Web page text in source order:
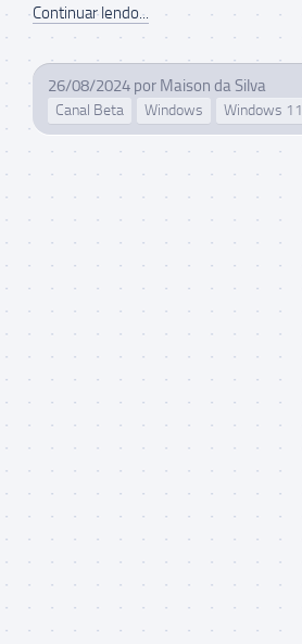
Continuar lendo...
26/08/2024 por Maison da Silva
Canal Beta Windows Windows 11